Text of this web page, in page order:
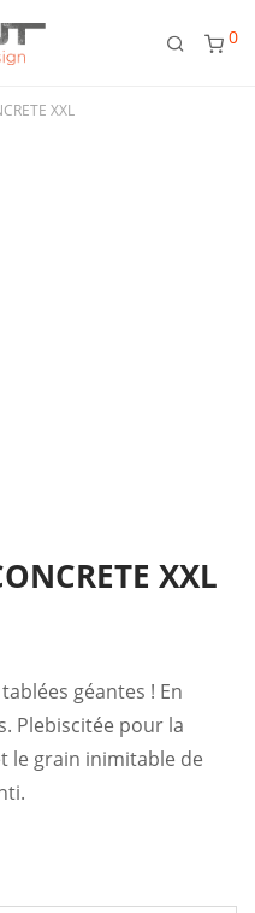
0
XXL
XXL
géantes ! En
Plebiscitée pour la
le grain inimitable de